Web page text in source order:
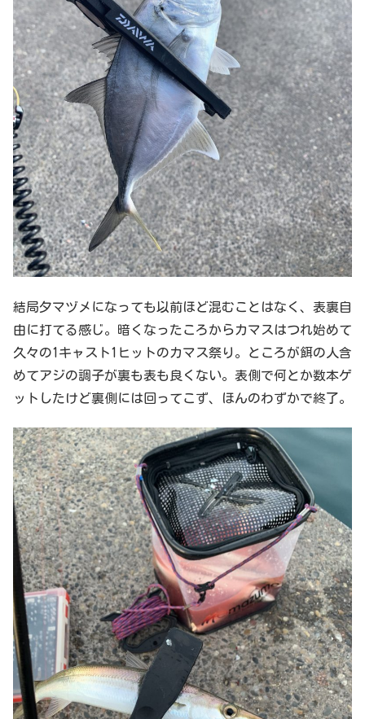
結局夕マヅメになっても以前ほど混むことはなく、表裏自
由に打てる感じ。暗くなったころからカマスはつれ始めて
久々の1キャスト1ヒットのカマス祭り。ところが餌の人含
めてアジの調子が裏も表も良くない。表側で何とか数本ゲ
ットしたけど裏側には回ってこず、ほんのわずかで終了。